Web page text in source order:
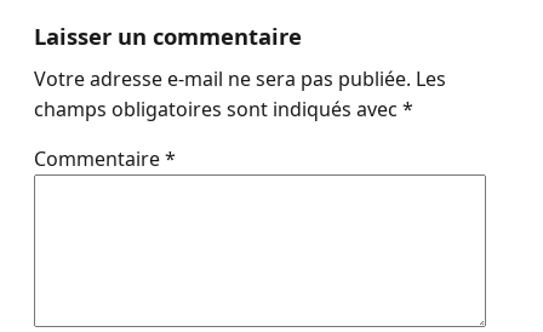
Laisser un commentaire
Votre adresse e-mail ne sera pas publiée. Les
champs obligatoires sont indiqués avec *
Commentaire*